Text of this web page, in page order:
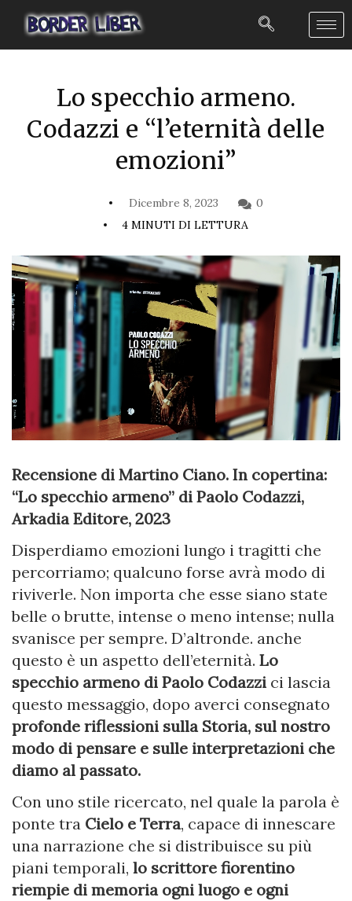
Lo specchio armeno.
Codazzi e “l’eternità delle
emozioni”
Dicembre 8, 2023
0
4 MINUTI DI LETTURA
Recensione di Martino Ciano. In copertina:
“Lo specchio armeno” di Paolo Codazzi,
Arkadia Editore, 2023
Disperdiamo emozioni lungo i tragitti che
percorriamo; qualcuno forse avrà modo di
riviverle. Non importa che esse siano state
belle o brutte, intense o meno intense; nulla
svanisce per sempre. D’altronde. anche
questo è un aspetto dell’eternità. Lo
specchio armeno di Paolo Codazzi ci lascia
questo messaggio, dopo averci consegnato
profonde riflessioni sulla Storia, sul nostro
modo di pensare e sulle interpretazioni che
diamo al passato.
Con uno stile ricercato, nel quale la parola è
ponte tra Cielo e Terra, capace di innescare
una narrazione che si distribuisce su più
piani temporali, lo scrittore fiorentino
riempie di memoria ogni luogo e ogni